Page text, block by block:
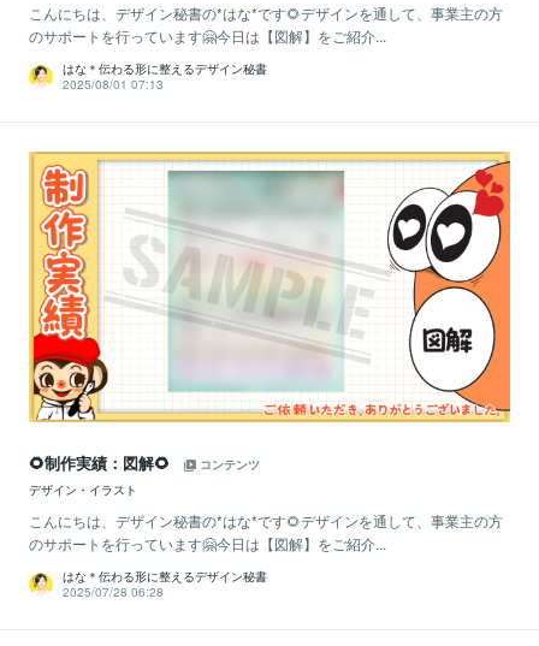
こんにちは、デザイン秘書の*はな*です🌻デザインを通して、事業主の方
のサポートを行っています🤗今日は【図解】をご紹介...
はな＊伝わる形に整えるデザイン秘書
2025/08/01 07:13
🌻制作実績：図解🌻
コンテンツ
デザイン・イラスト
こんにちは、デザイン秘書の*はな*です🌻デザインを通して、事業主の方
のサポートを行っています🤗今日は【図解】をご紹介...
はな＊伝わる形に整えるデザイン秘書
2025/07/28 06:28